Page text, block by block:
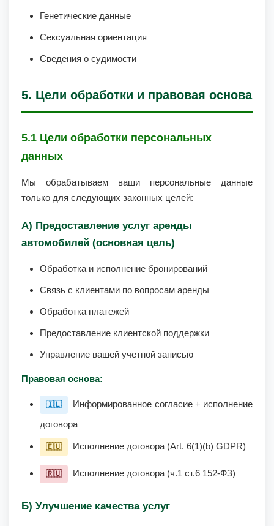
Генетические данные
Сексуальная ориентация
Сведения о судимости
5. Цели обработки и правовая основа
5.1 Цели обработки персональных
данных
Мы обрабатываем ваши персональные данные
только для следующих законных целей:
А) Предоставление услуг аренды
автомобилей (основная цель)
Обработка и исполнение бронирований
Связь с клиентами по вопросам аренды
Обработка платежей
Предоставление клиентской поддержки
Управление вашей учетной записью
Правовая основа:
🇮🇱
Информированное согласие + исполнение
договора
🇪🇺 Исполнение договора (Art. 6(1)(b) GDPR)
🇷🇺 Исполнение договора (ч.1 ст.6 152-ФЗ)
Б) Улучшение качества услуг